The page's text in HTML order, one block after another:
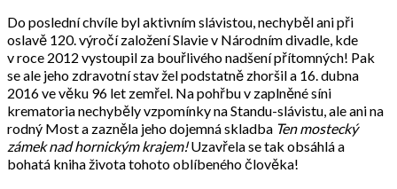
Do poslední chvíle byl aktivním slávistou, nechyběl ani při
oslavě 120. výročí založení Slavie v Národním divadle, kde
v roce 2012 vystoupil za bouřlivého nadšení přítomných! Pak
se ale jeho zdravotní stav žel podstatně zhoršil a 16. dubna
2016 ve věku 96 let zemřel. Na pohřbu v zaplněné síni
krematoria nechyběly vzpomínky na Standu-slávistu, ale ani na
rodný Most a zazněla jeho dojemná skladba Ten mostecký
zámek nad hornickým krajem!Uzavřela se tak obsáhlá a
bohatá kniha života tohoto oblíbeného člověka!